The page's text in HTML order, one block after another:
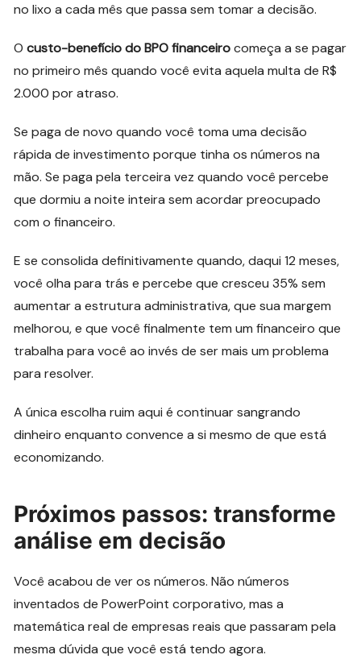
no lixo a cada mês que passa sem tomar a decisão.
Ocusto-benefício do BPO financeirocomeça a se pagar
no primeiro mês quando você evita aquela multa de R$
2.000 por atraso.
Se paga de novo quando você toma uma decisão
rápida de investimento porque tinha os números na
mão. Se paga pela terceira vez quando você percebe
que dormiu a noite inteira sem acordar preocupado
com o financeiro.
E se consolida definitivamente quando, daqui 12 meses,
você olha para trás e percebe que cresceu 35% sem
aumentar a estrutura administrativa, que sua margem
melhorou, e que você finalmente tem um financeiro que
trabalha para você ao invés de ser mais um problema
para resolver.
A única escolha ruim aqui é continuar sangrando
dinheiro enquanto convence a si mesmo de que está
economizando.
Próximos passos: transforme
análise em decisão
Você acabou de ver os números. Não números
inventados de PowerPoint corporativo, mas a
matemática real de empresas reais que passaram pela
mesma dúvida que você está tendo agora.